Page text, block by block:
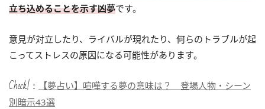
立ち込めることを示す凶夢です。
意見が対立したり、ライバルが現れたり、何らのトラブルが起
こってストレスの原因になる可能性があります。
Check!：
【夢占い】喧嘩する夢の意味は？ 登場人物・シーン
別暗示43選